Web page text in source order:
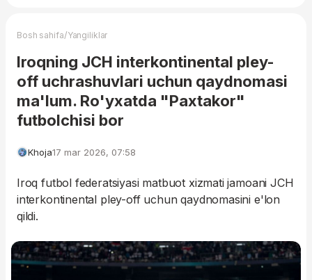
Bosh sahifa/Yangiliklar
Iroqning JCH interkontinental pley-
off uchrashuvlari uchun qaydnomasi
ma'lum. Ro'yxatda "Paxtakor"
futbolchisi bor
Khoja17 mar 2026, 07:58
Iroq futbol federatsiyasi matbuot xizmati jamoani JCH
interkontinental pley-off uchun qaydnomasini e'lon
qildi.